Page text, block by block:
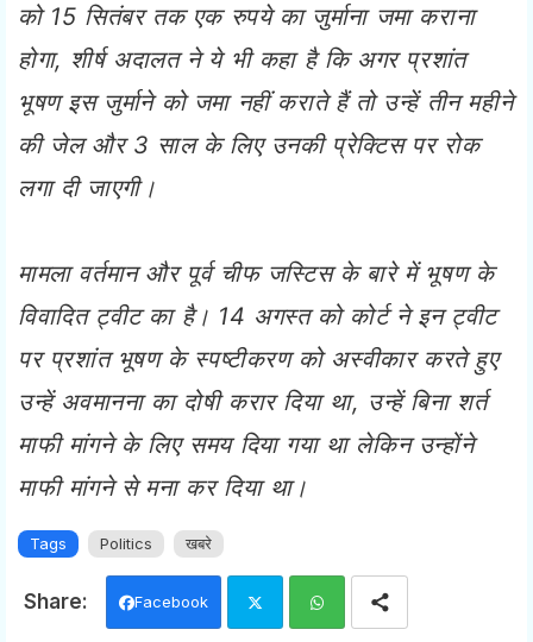
को 15 सितंबर तक एक रुपये का जुर्माना जमा कराना
होगा, शीर्ष अदालत ने ये भी कहा है कि अगर प्रशांत
भूषण इस जुर्माने को जमा नहीं कराते हैं तो उन्हें तीन महीने
की जेल और 3 साल के लिए उनकी प्रेक्टिस पर रोक
लगा दी जाएगी।
मामला वर्तमान और पूर्व चीफ जस्टिस के बारे में भूषण के
विवादित ट्वीट का है। 14 अगस्त को कोर्ट ने इन ट्वीट
पर प्रशांत भूषण के स्पष्टीकरण को अस्वीकार करते हुए
उन्हें अवमानना का दोषी करार दिया था, उन्हें बिना शर्त
माफी मांगने के लिए समय दिया गया था लेकिन उन्होंने
माफी मांगने से मना कर दिया था।
Tags Politics खबरे
Facebook